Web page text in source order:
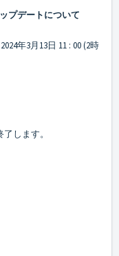
プデートについて
年3月13日 11 : 00 (2時
します。